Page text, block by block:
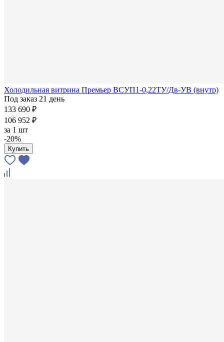
Холодильная витрина Премьер ВСУП1-0,22ТУ/Дв-УВ (внутр)
Под заказ 21 день
133 690 ₽
106 952 ₽
за 1 шт
-20%
Купить